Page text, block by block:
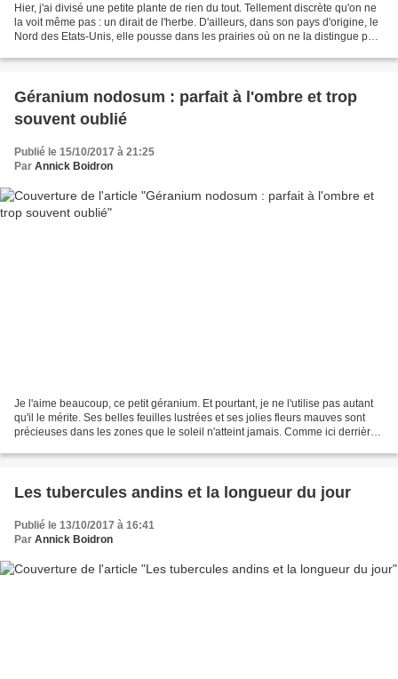
Hier, j'ai divisé une petite plante de rien du tout. Tellement discrète qu'on ne
la voit même pas : un dirait de l'herbe. D'ailleurs, dans son pays d'origine, le
Nord des Etats-Unis, elle pousse dans les prairies où on ne la distingue pas
Géranium nodosum : parfait à l'ombre et trop
souvent oublié
Publié le 15/10/2017 à 21:25
Par Annick Boidron
Je l'aime beaucoup, ce petit géranium. Et pourtant, je ne l'utilise pas autant
qu'il le mérite. Ses belles feuilles lustrées et ses jolies fleurs mauves sont
précieuses dans les zones que le soleil n'atteint jamais. Comme ici derrière
Les tubercules andins et la longueur du jour
Publié le 13/10/2017 à 16:41
Par Annick Boidron